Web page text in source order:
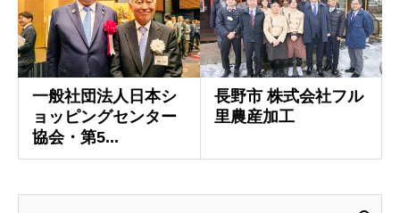
一般社団法人日本シ
ョッピングセンター
協会・第5...
長野市 株式会社フル
里農産加工